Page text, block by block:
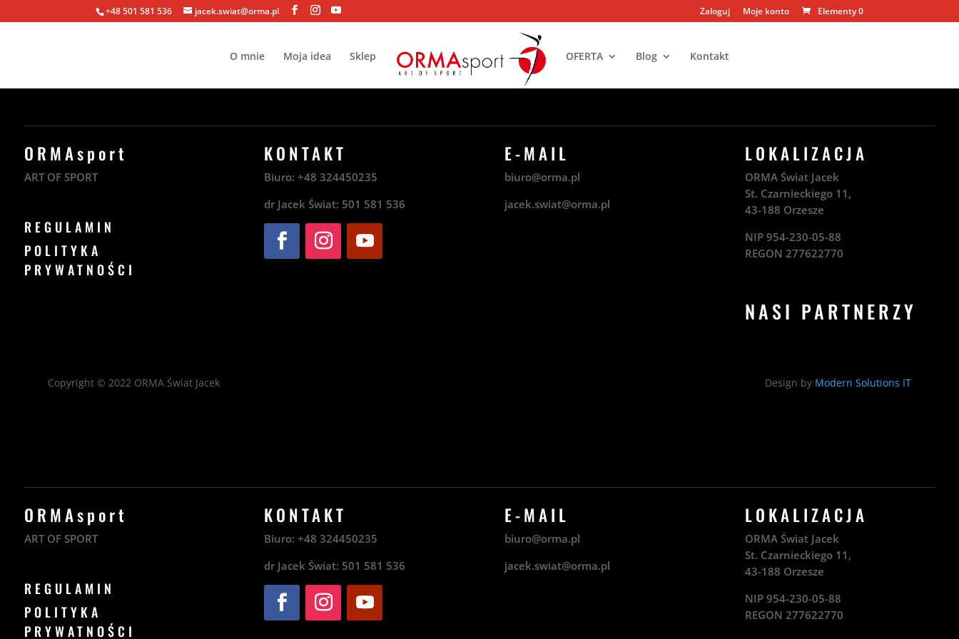
+48 501 581 536 jacek.swiat@orma.pl Zaloguj Moje konto Elementy 0
O mnie Moja idea Sklep OFERTA Blog Kontakt
ORMAsport
ART OF SPORT
REGULAMIN
POLITYKA
PRYWATNOŚCI
KONTAKT
Biuro: +48324450235
dr Jacek Świat: 501 581 536
E-MAIL
biuro@orma.pl
jacek.swiat@orma.pl
LOKALIZACJA
ORMA Świat Jacek
St. Czarnieckiego 11,
43-188 Orzesze
NIP 954-230-05-88
REGON 277622770
NASI PARTNERZY
Copyright © 2022 ORMA Świat Jacek Design by Modern Solutions IT
ORMAsport
ART OF SPORT
REGULAMIN
POLITYKA
PRYWATNOŚCI
KONTAKT
Biuro: +48324450235
dr Jacek Świat: 501 581 536
E-MAIL
biuro@orma.pl
jacek.swiat@orma.pl
LOKALIZACJA
ORMA Świat Jacek
St. Czarnieckiego 11,
43-188 Orzesze
NIP 954-230-05-88
REGON 277622770